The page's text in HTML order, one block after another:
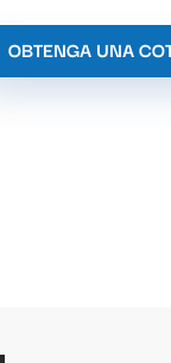
OBTENGA UNA